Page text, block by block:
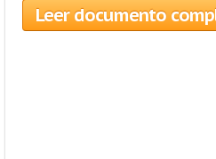
Leer documento